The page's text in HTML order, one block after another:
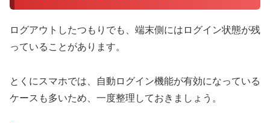
ログアウトしたつもりでも、端末側にはログイン状態が残
っていることがあります。
とくにスマホでは、自動ログイン機能が有効になっている
ケースも多いため、一度整理しておきましょう。